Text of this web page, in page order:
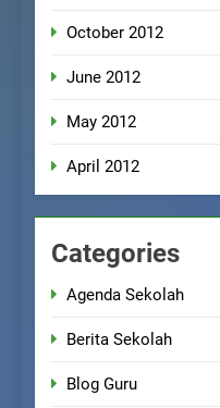
October 2012
June 2012
May 2012
April 2012
Categories
Agenda Sekolah
Berita Sekolah
Blog Guru